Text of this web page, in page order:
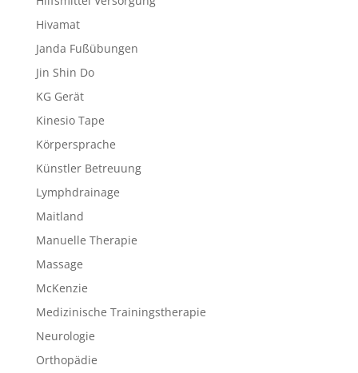
Hivamat
Janda Fußübungen
Jin Shin Do
KG Gerät
Kinesio Tape
Körpersprache
Künstler Betreuung
Lymphdrainage
Maitland
Manuelle Therapie
Massage
McKenzie
Medizinische Trainingstherapie
Neurologie
Orthopädie